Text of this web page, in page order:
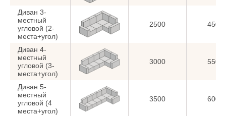
Диван 3-
местный
угловой (2-
места+угол)
2500 4500
Диван 4-
местный
угловой (3-
места+угол)
3000 5500
Диван 5-
местный
угловой (4
места+угол)
3500 6000